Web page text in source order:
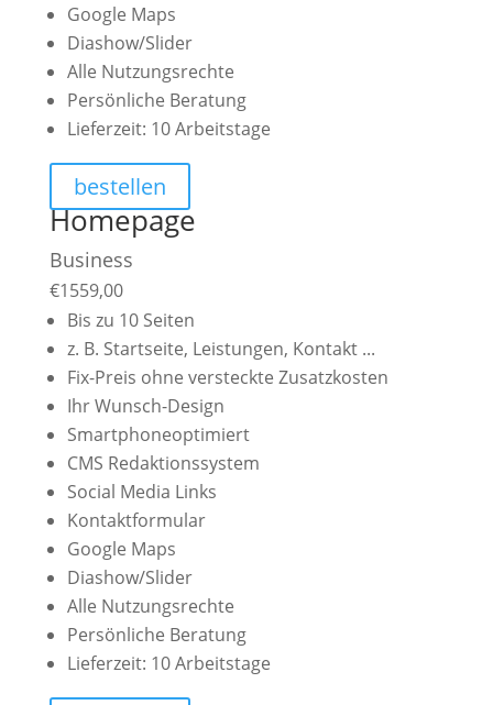
Google Maps
Diashow/Slider
Alle Nutzungsrechte
Persönliche Beratung
Lieferzeit: 10 Arbeitstage
bestellen
Homepage
Business
€1559,00
Bis zu 10 Seiten
z. B. Startseite, Leistungen, Kontakt ...
Fix-Preis ohne versteckte Zusatzkosten
Ihr Wunsch-Design
Smartphoneoptimiert
CMS Redaktionssystem
Social Media Links
Kontaktformular
Google Maps
Diashow/Slider
Alle Nutzungsrechte
Persönliche Beratung
Lieferzeit: 10 Arbeitstage